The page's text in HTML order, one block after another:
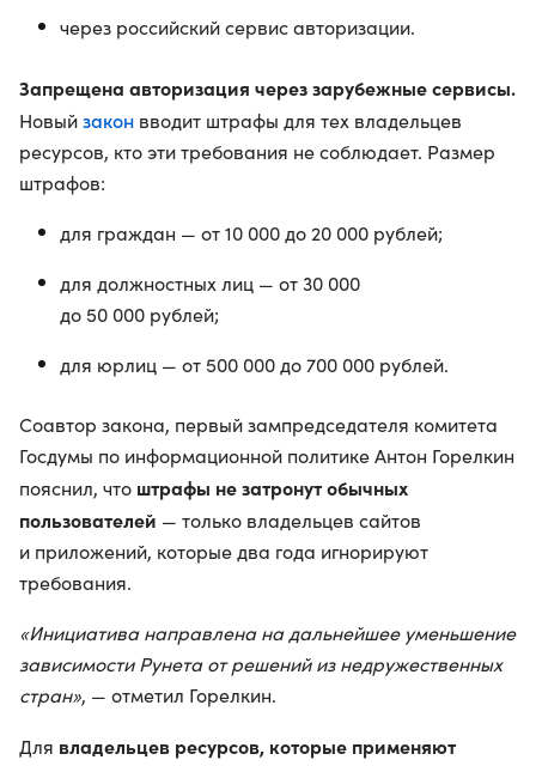
через российский сервис авторизации.
Запрещена авторизация через зарубежные сервисы.
Новыйзакон вводит штрафы для тех владельцев
ресурсов, кто эти требования не соблюдает. Размер
штрафов:
для граждан — от 10 000 до 20 000 рублей;
для должностных лиц — от 30 000
до 50 000 рублей;
для юрлиц — от 500 000 до 700 000 рублей.
Соавтор закона, первый зампредседателя комитета
Госдумы по информационной политике Антон Горелкин
пояснил, что штрафы не затронут обычных
пользователей — только владельцев сайтов
и приложений, которые два года игнорируют
требования.
«Инициатива направлена на дальнейшее уменьшение
зависимости Рунета от решений из недружественных
стран», — отметил Горелкин.
Для владельцев ресурсов, которые применяют